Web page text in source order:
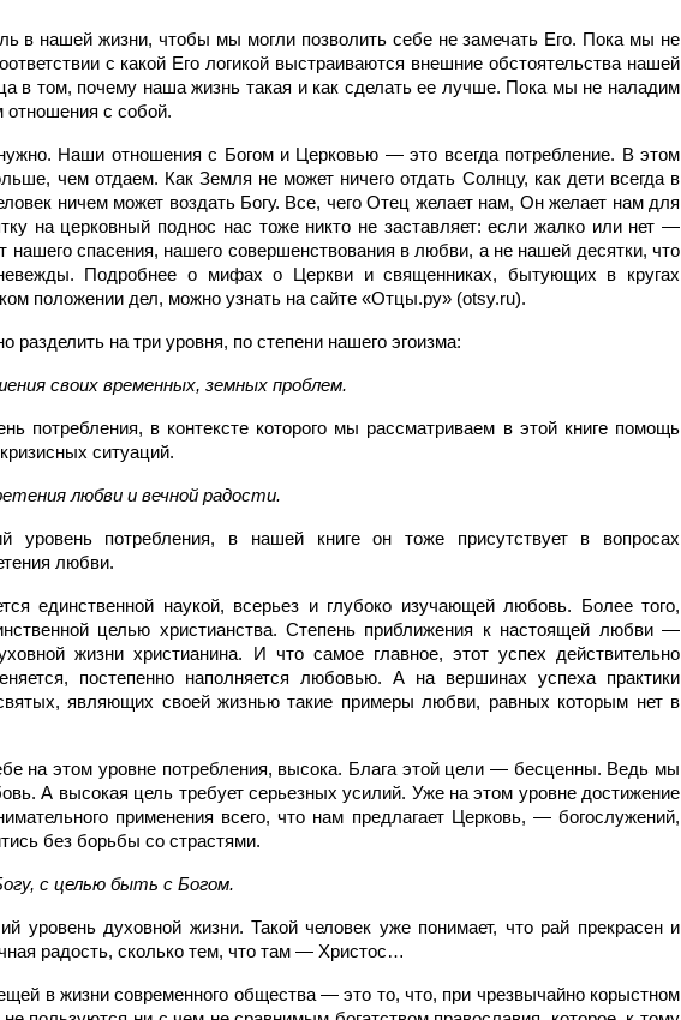
в нашей жизни, чтобы мы могли позволить себе не замечать Его. Пока мы не
с какой Его логикой выстраиваются внешние обстоятельства нашей
в том, почему наша жизнь такая и как сделать ее лучше. Пока мы не наладим
с собой.
Наши отношения с Богом и Церковью — это всегда потребление. В этом
чем отдаем. Как Земля не может ничего отдать Солнцу, как дети всегда в
ничем может воздать Богу. Все, чего Отец желает нам, Он желает нам для
на церковный поднос нас тоже никто не заставляет: если жалко или нет —
нашего спасения, нашего совершенствования в любви, а не нашей десятки, что
Подробнее о мифах о Церкви и священниках, бытующих в кругах
положении дел, можно узнать на сайте «Отцы.ру» (otsy.ru).
на три уровня, по степени нашего эгоизма:
своих временных, земных проблем.
потребления, в контексте которого мы рассматриваем в этой книге помощь
ситуаций.
любви и вечной радости.
уровень потребления, в нашей книге он тоже присутствует в вопросах
любви.
единственной наукой, всерьез и глубоко изучающей любовь. Более того,
целью христианства. Степень приближения к настоящей любви —
жизни христианина. И что самое главное, этот успех действительно
постепенно наполняется любовью. А на вершинах успеха практики
являющих своей жизнью такие примеры любви, равных которым нет в
на этом уровне потребления, высока. Блага этой цели — бесценны. Ведь мы
А высокая цель требует серьезных усилий. Уже на этом уровне достижение
применения всего, что нам предлагает Церковь, — богослужений,
без борьбы со страстями.
с целью быть с Богом.
уровень духовной жизни. Такой человек уже понимает, что рай прекрасен и
радость, сколько тем, что там — Христос…
в жизни современного общества — это то, что, при чрезвычайно корыстном